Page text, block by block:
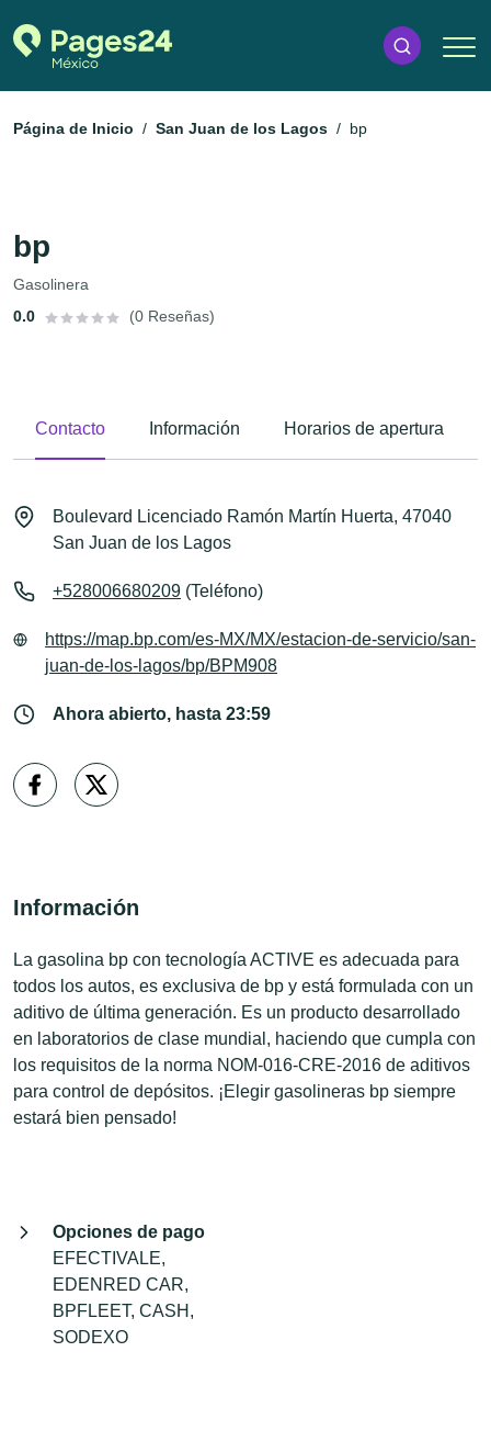
Página de Inicio San Juan de los Lagos bp
bp
Gasolinera
0.0
(0 Reseñas)
Contacto Información Horarios de apertura
Boulevard Licenciado Ramón Martín Huerta, 47040
San Juan de los Lagos
+528006680209 (Teléfono)
https://map.bp.com/es-MX/MX/estacion-de-servicio/san-
juan-de-los-lagos/bp/BPM908
Ahora abierto, hasta 23:59
Información
La gasolina bp con tecnología ACTIVE es adecuada para
todos los autos, es exclusiva de bp y está formulada con un
aditivo de última generación. Es un producto desarrollado
en laboratorios de clase mundial, haciendo que cumpla con
los requisitos de la norma NOM-016-CRE-2016 de aditivos
para control de depósitos. ¡Elegir gasolineras bp siempre
estará bien pensado!
Opciones de pago
EFECTIVALE,
EDENRED CAR,
BPFLEET, CASH,
SODEXO